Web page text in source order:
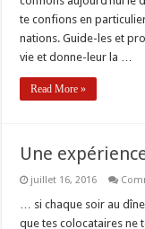
te confions en
nations. Guide-les et
vie et donne-leur la …
Read More »
Une
juillet 16, 2016
… si chaque soir au
que tes colocataires ne